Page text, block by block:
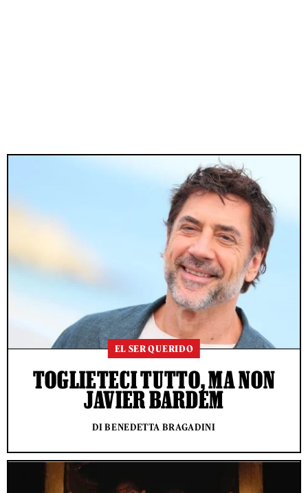
EL SER QUERIDO
TOGLIETECI TUTTO, MA NON
JAVIER BARDEM
DI BENEDETTA BRAGADINI